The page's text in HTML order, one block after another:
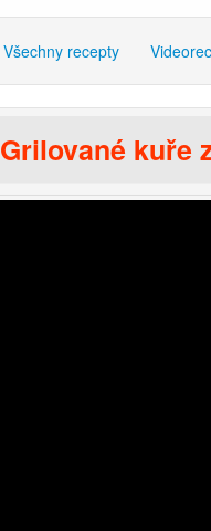
Všechny recepty
Grilované kuře